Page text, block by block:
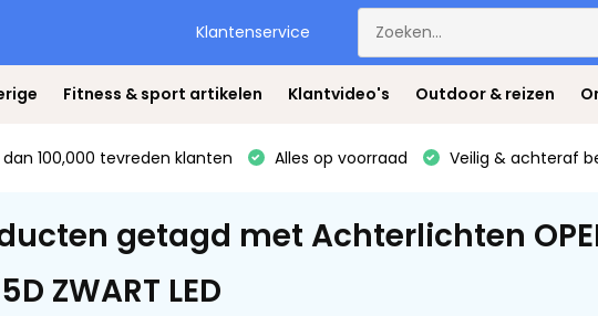
Klantenservice
Fitness & sport artikelen Klantvideo's Outdoor & reizen
100,000 tevreden klanten Alles op voorraad Veilig & achteraf
getagd met Achterlichten
ZWART LED